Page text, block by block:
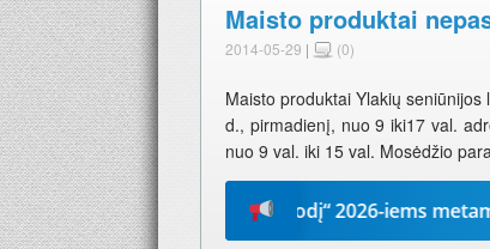
Maisto produktai
2014-05-29 | (0)
Maisto produktai Ylakių
d., pirmadienį, nuo 9 iki17 val.
nuo 9 val. iki 15 val. Mosėdžio
Prenumeruokite „Mūsų žodį“ 2026-iems metams.